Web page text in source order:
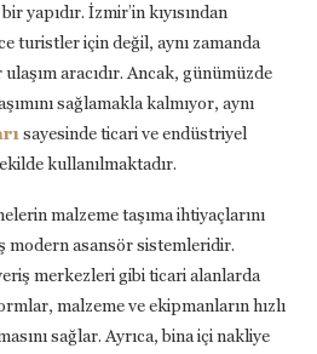
yapıdır. İzmir’in kıyısından
turistler için değil, aynı zamanda
aracıdır. Ancak, günümüzde
sağlamakla kalmıyor, aynı
sayesinde ticari ve endüstriyel
kullanılmaktadır.
malzeme taşıma ihtiyaçlarını
modern asansör sistemleridir.
merkezleri gibi ticari alanlarda
malzeme ve ekipmanların hızlı
sağlar. Ayrıca, bina içi nakliye